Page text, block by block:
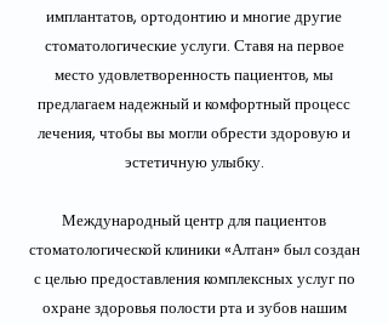
имплантатов, ортодонтию и многие другие
стоматологические услуги. Ставя на первое
место удовлетворенность пациентов, мы
предлагаем надежный и комфортный процесс
лечения, чтобы вы могли обрести здоровую и
эстетичную улыбку.
Международный центр для пациентов
стоматологической клиники «Алтан» был создан
с целью предоставления комплексных услуг по
охране здоровья полости рта и зубов нашим